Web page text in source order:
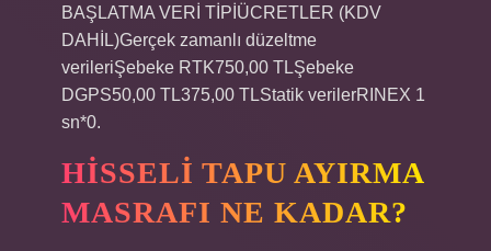
BAŞLATMA VERİ TİPİÜCRETLER (KDV
DAHİL)Gerçek zamanlı düzeltme
verileriŞebeke RTK750,00 TLŞebeke
DGPS50,00 TL375,00 TLStatik verilerRINEX 1
sn*0.
HISSELI TAPU AYIRMA
MASRAFI NE KADAR?